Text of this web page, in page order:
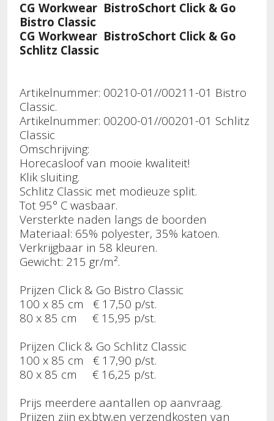
CG Workwear BistroSchort Click & Go
Bistro Classic
CG Workwear BistroSchort Click & Go
Schlitz Classic
Artikelnummer: 00210-01//00211-01 Bistro
Classic.
Artikelnummer: 00200-01//00201-01 Schlitz
Classic
Omschrijving:
Horecasloof van mooie kwaliteit!
Klik sluiting.
Schlitz Classic met modieuze split.
Tot 95° C wasbaar.
Versterkte naden langs de boorden
Materiaal: 65% polyester, 35% katoen.
Verkrijgbaar in 58 kleuren.
Gewicht: 215 gr/m².
Prijzen Click & Go Bistro Classic
100 x 85 cm € 17,50 p/st.
80 x 85 cm € 15,95 p/st.
Prijzen Click & Go Schlitz Classic
100 x 85 cm € 17,90 p/st.
80 x 85 cm € 16,25 p/st.
Prijs meerdere aantallen op aanvraag.
Prijzen zijn ex.btw,en verzendkosten van